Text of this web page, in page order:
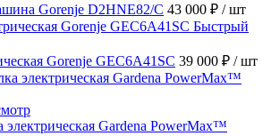
Gorenje D2HNE82/C 43 000 ₽ / шт
Быстрый
Gorenje GEC6A41SC 39 000 ₽ / шт
электрическая Gardena PowerMax™